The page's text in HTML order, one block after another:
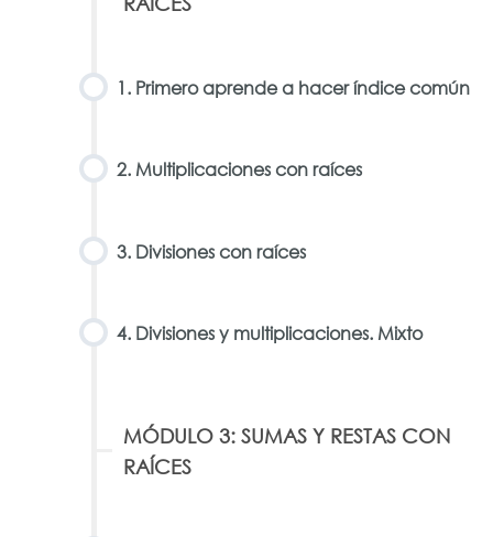
1. Primero aprende a hacer índice común
2. Multiplicaciones con raíces
3. Divisiones con raíces
4. Divisiones y multiplicaciones. Mixto
MÓDULO 3: SUMAS Y RESTAS CON
RAÍCES